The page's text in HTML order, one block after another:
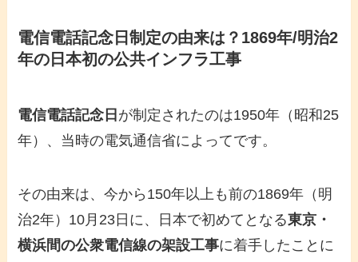
電信電話記念日制定の由来は？1869年/明治2
年の日本初の公共インフラ工事
電信電話記念日 が制定されたのは1950年（昭和25
年）、当時の電気通信省によってです。
その由来は、今から150年以上も前の1869年（明
治2年）10月23日に、日本で初めてとなる東京・
横浜間の公衆電信線の架設工事に着手したことに